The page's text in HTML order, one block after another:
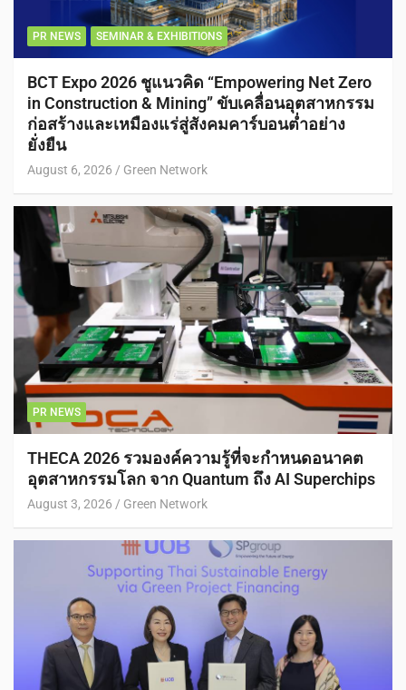
PR NEWS SEMINAR & EXHIBITIONS
BCT Expo 2026 ชูแนวคิด “Empowering Net Zero
in Construction & Mining” ขับเคลื่อนอุตสาหกรรม
ก่อสร้างและเหมืองแร่สู่สังคมคาร์บอนต่ำอย่าง
ยั่งยืน
August 6, 2026 Green Network
PR NEWS
THECA 2026 รวมองค์ความรู้ที่จะกำหนดอนาคต
อุตสาหกรรมโลก จาก Quantum ถึง AI Superchips
August 3, 2026 Green Network